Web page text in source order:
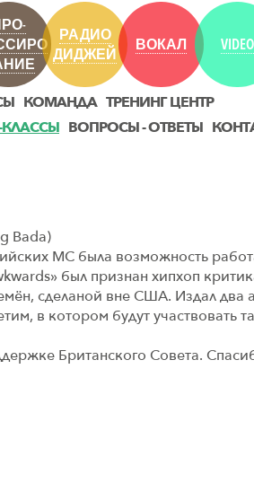
РАДИО
ДИДЖЕЙ
ВОКАЛ VIDEO
КОМАНДА ТРЕНИНГ ЦЕНТР
КЛАССЫ ВОПРОСЫ - ОТВЕТЫ
Bada)
МС была возможность
был признан хипхоп
сделаной вне США. Издал два
в котором будут участвовать
Британского Совета.